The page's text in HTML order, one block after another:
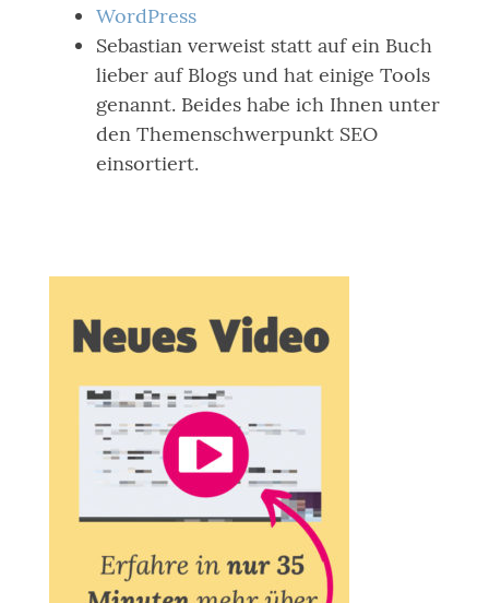
WordPress
Sebastian verweist statt auf ein Buch
lieber auf Blogs und hat einige Tools
genannt. Beides habe ich Ihnen unter
den Themenschwerpunkt SEO
einsortiert.